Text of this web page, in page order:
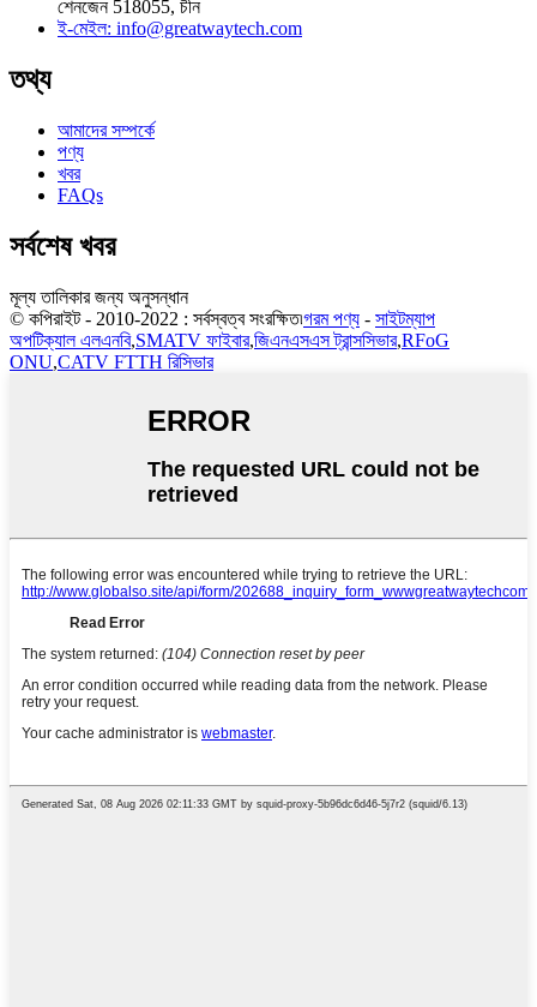
শেনজেন 518055, চীন
ই-মেইল: info@greatwaytech.com
তথ্য
আমাদের সম্পর্কে
পণ্য
খবর
FAQs
সর্বশেষ খবর
মূল্য তালিকার জন্য অনুসন্ধান
© কপিরাইট - 2010-2022 : সর্বস্বত্ব সংরক্ষিত৷গরম পণ্য - সাইটম্যাপ
অপটিক্যাল এলএনবি,SMATV ফাইবার,জিএনএসএস ট্রান্সসিভার,RFoG
ONU,CATV FTTH রিসিভার